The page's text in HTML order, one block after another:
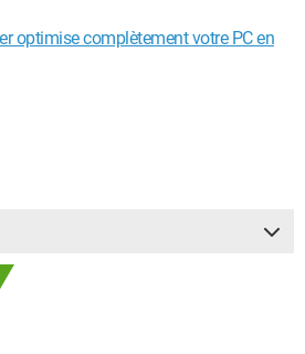
optimise complètement votre PC en